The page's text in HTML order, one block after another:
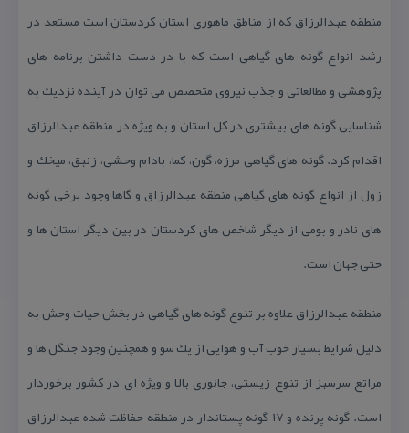
منطقه عبدالرزاق كه از مناطق ماهوری استان كردستان است مستعد در
رشد انواع گونه های گیاهی است كه با در دست داشتن برنامه های
پژوهشی و مطالعاتی و جذب نیروی متخصص می توان در آینده نزدیك به
شناسایی گونه های بیشتری در كل استان و به ویژه در منطقه عبدالرزاق
اقدام كرد. گونه های گیاهی مرزه، گون، كما، بادام وحشی، زنبق، میخك و
زول از انواع گونه های گیاهی منطقه عبدالرزاق و گاها وجود برخی گونه
های نادر و بومی از دیگر شاخص های كردستان در بین دیگر استان ها و
حتی جهان است.
منطقه عبدالرزاق علاوه بر تنوع گونه های گیاهی در بخش حیات وحش به
دلیل شرایط بسیار خوب آب و هوایی از یك سو و همچنین وجود جنگل ها و
مراتع سرسبز از تنوع زیستی، جانوری بالا و ویژه ای در كشور برخوردار
است. گونه پرنده و ۱۷ گونه پستاندار در منطقه حفاظت شده عبدالرزاق